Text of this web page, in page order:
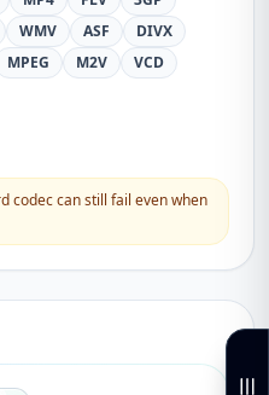
WMV ASF
DIVX
MPEG M2V VCD
codec can still fail even when